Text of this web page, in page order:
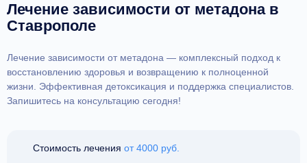
Лечение зависимости от метадона в
Ставрополе
Лечение зависимости от метадона — комплексный подход к
восстановлению здоровья и возвращению к полноценной
жизни. Эффективная детоксикация и поддержка специалистов.
Запишитесь на консультацию сегодня!
Стоимость лечения от 4000 руб.